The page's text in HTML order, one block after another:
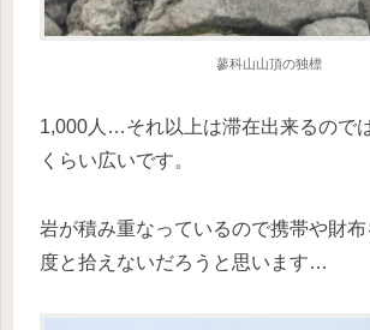
蓼科山山頂の独標
1,000人…それ以上は滞在出来るので
くらい広いです。
岩が積み重なっているので携帯や財
度と拾えないだろうと思います…